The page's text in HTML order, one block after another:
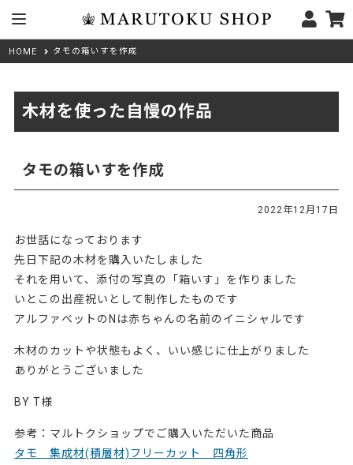
HOME タモの箱いすを作成
木材を使った自慢の作品
タモの箱いすを作成
2022年12月17日
お世話になっております
先日下記の木材を購入いたしました
それを用いて、添付の写真の「箱いす」を作りました
いとこの出産祝いとして制作したものです
アルファベットのNは赤ちゃんの名前のイニシャルです
木材のカットや状態もよく、いい感じに仕上がりました
ありがとうございました
BY T様
参考：マルトクショップでご購入いただいた商品
タモ 集成材(積層材)フリーカット 四角形